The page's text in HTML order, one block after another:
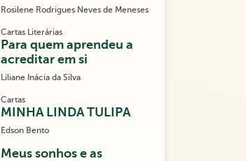
Rosilene Rodrigues Neves de Meneses
Cartas Literárias
Para quem aprendeu a
acreditar em si
Liliane Inácia da Silva
Cartas
MINHA LINDA TULIPA
Edson Bento
Meus sonhos e as